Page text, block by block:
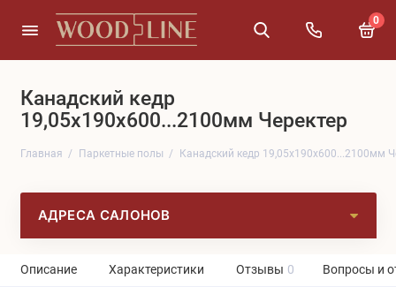
0
Канадский кедр
19,05x190x600...2100мм Черектер
Главная Паркетные полы Канадский кедр 19,05x190x600...2100мм
АДРЕСА САЛОНОВ
Описание Характеристики Отзывы 0 Вопросы и